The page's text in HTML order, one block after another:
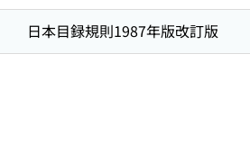
日本目録規則1987年版改訂版